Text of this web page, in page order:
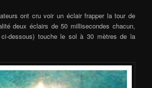
ont cru voir un éclair frapper la tour de
deux éclairs de 50 millisecondes chacun,
ci-dessous) touche le sol à 30 mètres de la